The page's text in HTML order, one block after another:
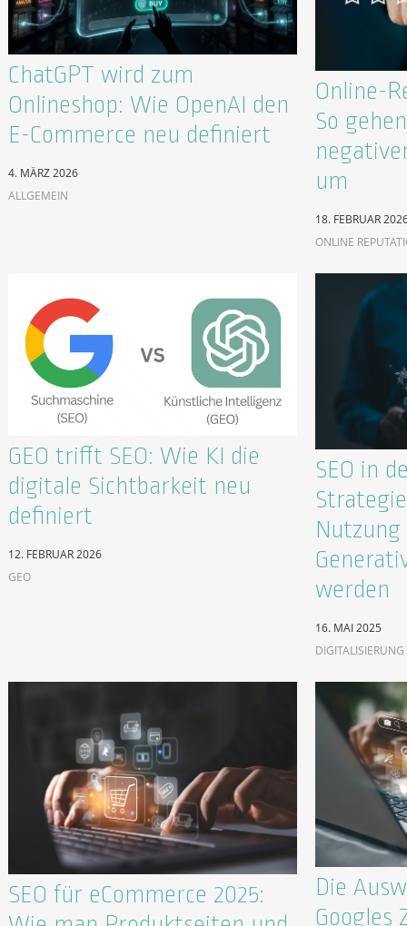
ChatGPT wird zum
Onlineshop: Wie OpenAI den
E-Commerce neu definiert
4. MÄRZ 2026
ALLGEMEIN
Online-
So
um
18. FEBRUAR
ONLINE
GEO trifft SEO: Wie KI die
digitale Sichtbarkeit neu
definiert
12. FEBRUAR 2026
GEO
SEO in
Nutzung
werden
16. MAI 2025
DIGITALISIERUNG
SEO für eCommerce 2025:
Die
Googles